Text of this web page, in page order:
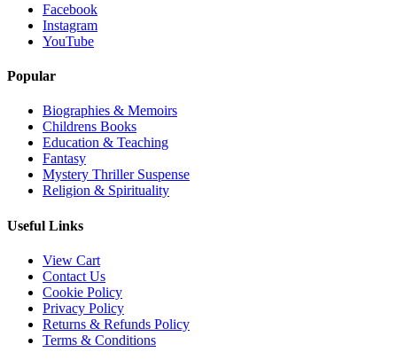
Facebook
Instagram
YouTube
Popular
Biographies & Memoirs
Childrens Books
Education & Teaching
Fantasy
Mystery Thriller Suspense
Religion & Spirituality
Useful Links
View Cart
Contact Us
Cookie Policy
Privacy Policy
Returns & Refunds Policy
Terms & Conditions